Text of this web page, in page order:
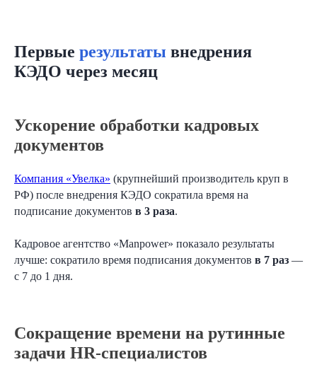
Первые результаты внедрения
КЭДО через месяц
Ускорение обработки кадровых
документов
Компания «‎Увелка» ‎ (крупнейший производитель круп в
РФ) после внедрения КЭДО сократила время на
подписание документов в 3 раза.
Кадровое агентство «‎Manpower» показало результаты
лучше:‎ сократило время подписания документов в 7 раз —
с 7 до 1 дня.
Сокращение времени на рутинные
задачи HR-специалистов